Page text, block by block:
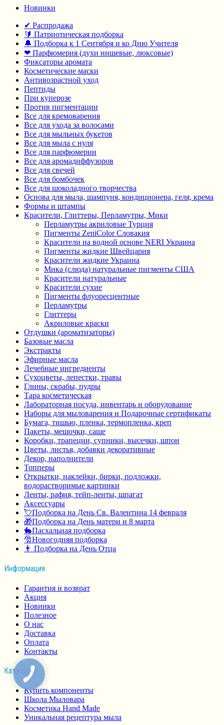
Новинки
✔ Распродажа
🔰 Патриотическая подборка
🔔 Подборка к 1 Сентября и ко Дню Учителя
❤ Парфюмерия (духи нишевые, люксовые)
Фиксаторы аромата
Косметические маски
Антивозрастной уход
Пептиды
При куперозе
Против пигментации
Все для кремоварения
Все для ухода за волосами
Все для мыльных букетов
Все для мыла с нуля
Все для парфюмерии
Все для аромадиффузоров
Все для свечей
Все для бомбочек
Все для шоколадного творчества
Основа для мыла, шампуня, кондиционера, геля, крема
Формы и штампы
Красители, Глиттеры, Перламутры, Мики
Перламутры акриловые Турция
Пигменты ZeniColor Словакия
Красители на водной основе NERI Украина
Пигменты жидкие Швейцария
Красители жидкие Украина
Мика (слюда) натуральные пигменты США
Красители натуральные
Красители сухие
Пигменты флуоресцентные
Перламутры
Глиттеры
Акриловые краски
Отдушки (ароматизаторы)
Базовые масла
Экстракты
Эфирные масла
Лечебные ингредиенты
Сухоцветы, лепестки, травы
Глины, скрабы, пудры
Тара косметическая
Лабораторная посуда, инвентарь и оборудование
Наборы для мыловарения и Подарочные сертификаты
Бумага, тишью, пленка, термопленка, креп
Пакеты, мешочки, саше
Коробки, трапеции, супники, высечки, шпон
Цветы, листья, добавки декоративные
Декор, наполнители
Топперы
Открытки, наклейки, бирки, подложки,
водорастворимые картинки
Ленты, рафия, тейп-ленты, шпагат
Аксессуары
💘Подборка на День Св. Валентина 14 февраля
🎁Подборка на День матери и 8 марта
🐇Пасхальная подборка
🎅Новогодняя подборка
👨 Подборка на День Отца
Информация
Гарантия и возврат
Акция
Новинки
Полезное
О нас
Доставка
Оплата
Контакты
Категории
Купить компоненты
Школа Мыловара
Косметика Hand Made
Уникальная рецептура мыла